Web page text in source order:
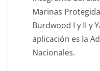
Marinas
Burdwood I y II y
aplicación es la
Nacionales.